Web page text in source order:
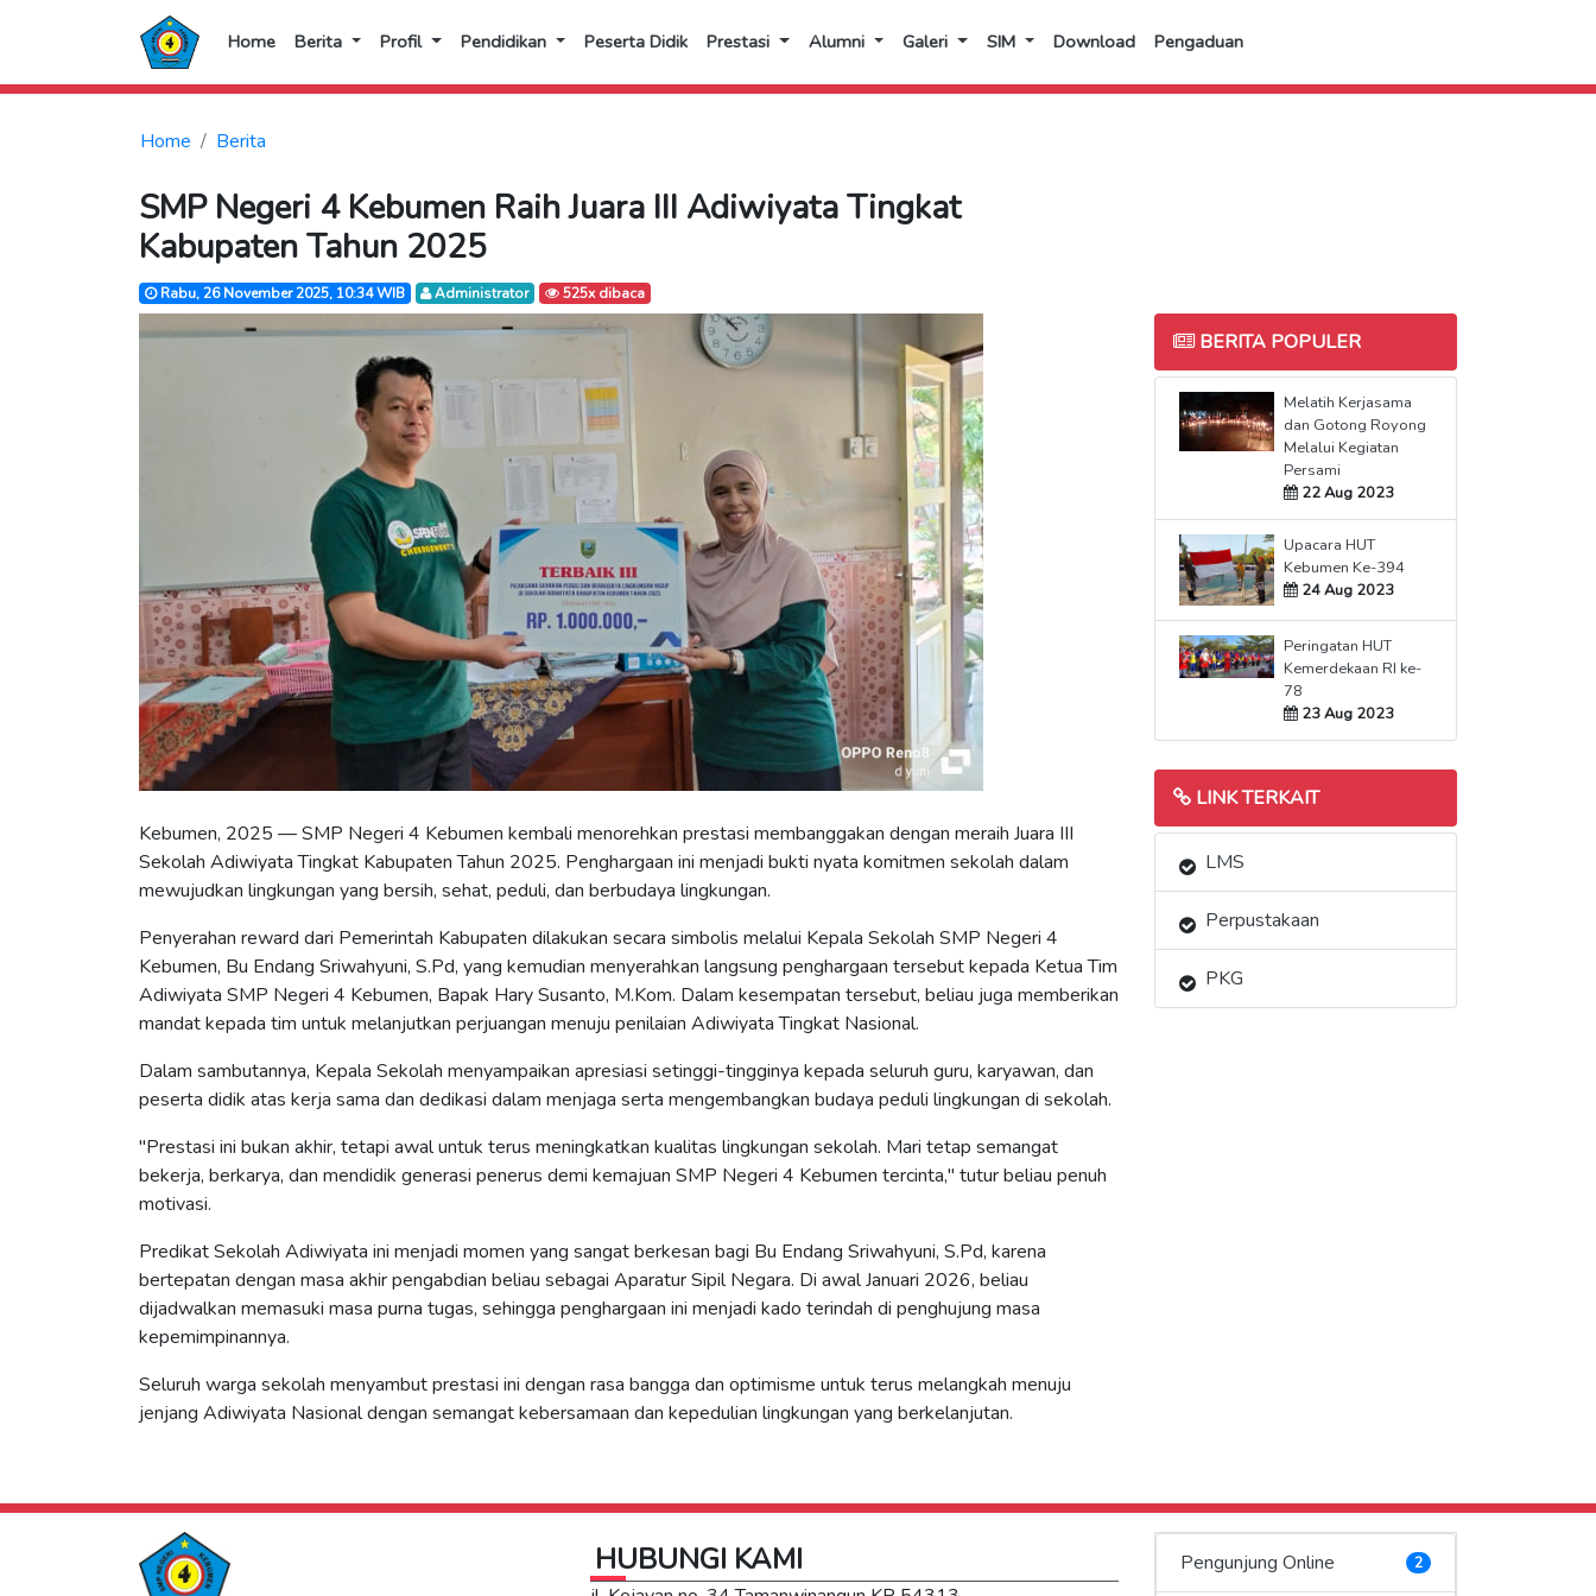
Home Berita Profil Pendidikan Peserta Didik Prestasi Alumni Galeri SIM Download Pengaduan
Home Berita
SMP Negeri 4 Kebumen Raih Juara III Adiwiyata Tingkat
Kabupaten Tahun 2025
Rabu, 26 November 2025, 10:34 WIB Administrator 525x dibaca
Kebumen, 2025 — SMP Negeri 4 Kebumen kembali menorehkan prestasi membanggakan dengan meraih Juara III
Sekolah Adiwiyata Tingkat Kabupaten Tahun 2025. Penghargaan ini menjadi bukti nyata komitmen sekolah dalam
mewujudkan lingkungan yang bersih, sehat, peduli, dan berbudaya lingkungan.
Penyerahan reward dari Pemerintah Kabupaten dilakukan secara simbolis melalui Kepala Sekolah SMP Negeri 4
Kebumen, Bu Endang Sriwahyuni, S.Pd, yang kemudian menyerahkan langsung penghargaan tersebut kepada Ketua Tim
Adiwiyata SMP Negeri 4 Kebumen, Bapak Hary Susanto, M.Kom. Dalam kesempatan tersebut, beliau juga memberikan
mandat kepada tim untuk melanjutkan perjuangan menuju penilaian Adiwiyata Tingkat Nasional.
Dalam sambutannya, Kepala Sekolah menyampaikan apresiasi setinggi-tingginya kepada seluruh guru, karyawan, dan
peserta didik atas kerja sama dan dedikasi dalam menjaga serta mengembangkan budaya peduli lingkungan di sekolah.
"Prestasi ini bukan akhir, tetapi awal untuk terus meningkatkan kualitas lingkungan sekolah. Mari tetap semangat
bekerja, berkarya, dan mendidik generasi penerus demi kemajuan SMP Negeri 4 Kebumen tercinta," tutur beliau penuh
motivasi.
Predikat Sekolah Adiwiyata ini menjadi momen yang sangat berkesan bagi Bu Endang Sriwahyuni, S.Pd, karena
bertepatan dengan masa akhir pengabdian beliau sebagai Aparatur Sipil Negara. Di awal Januari 2026, beliau
dijadwalkan memasuki masa purna tugas, sehingga penghargaan ini menjadi kado terindah di penghujung masa
kepemimpinannya.
Seluruh warga sekolah menyambut prestasi ini dengan rasa bangga dan optimisme untuk terus melangkah menuju
jenjang Adiwiyata Nasional dengan semangat kebersamaan dan kepedulian lingkungan yang berkelanjutan.
BERITA POPULER
Melatih Kerjasama
dan Gotong Royong
Melalui Kegiatan
Persami
22 Aug 2023
Upacara HUT
Kebumen Ke-394
24 Aug 2023
Peringatan HUT
Kemerdekaan RI ke-
78
23 Aug 2023
LINK TERKAIT
LMS
Perpustakaan
PKG
HUBUNGI KAMI Pengunjung Online 2